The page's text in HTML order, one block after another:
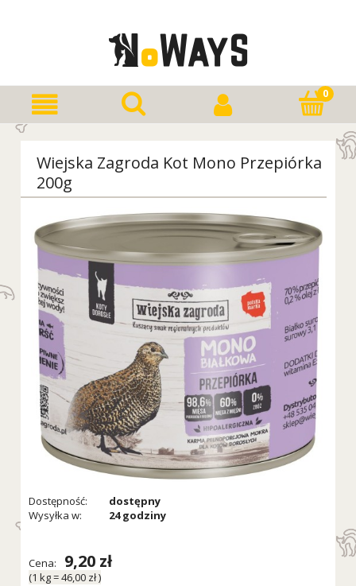
Wiejska Zagroda Kot Mono Przepiórka
200g
Dostępność:
dostępny
Wysyłka w:
24 godziny
Cena: 9,20 zł
(1 kg=46,00 zł)